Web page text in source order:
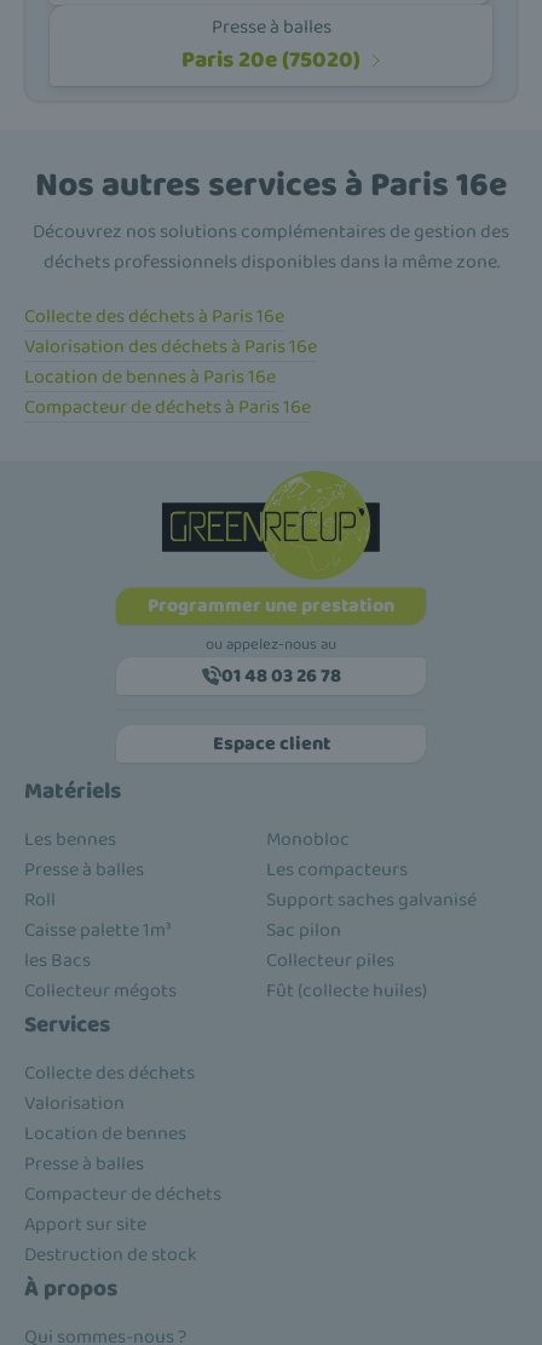
Presse à balles
Paris 20e (75020)
Nos autres services à Paris 16e
Découvrez nos solutions complémentaires de gestion des
déchets professionnels disponibles dans la même zone.
Collecte des déchets à Paris 16e
Valorisation des déchets à Paris 16e
Location de bennes à Paris 16e
Compacteur de déchets à Paris 16e
Programmer une prestation
ou appelez-nous au
01 48 03 26 78
Espace client
Matériels
Les bennes
Monobloc
Presse à balles
Les compacteurs
Roll
Support saches galvanisé
Caisse palette 1m³
Sac pilon
les Bacs
Collecteur piles
Collecteur mégots
Fût (collecte huiles)
Services
Collecte des déchets
Valorisation
Location de bennes
Presse à balles
Compacteur de déchets
Apport sur site
Destruction de stock
À propos
Qui sommes-nous ?